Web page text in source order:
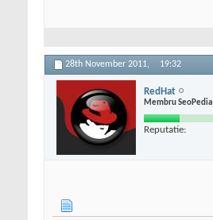
28th November 2011, 19:32
RedHat
Membru SeoPedia
Reputatie: